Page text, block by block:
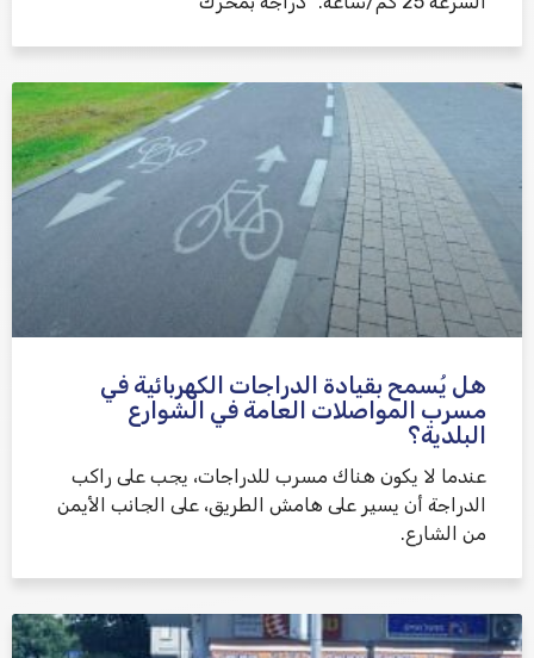
هل يُسمح بقيادة الدراجات الكهربائية في
مسرب المواصلات العامة في الشوارع
البلدية؟
عندما لا يكون هناك مسرب للدراجات، يجب على راكب
الدراجة أن يسير على هامش الطريق، على الجانب الأيمن
من الشارع.